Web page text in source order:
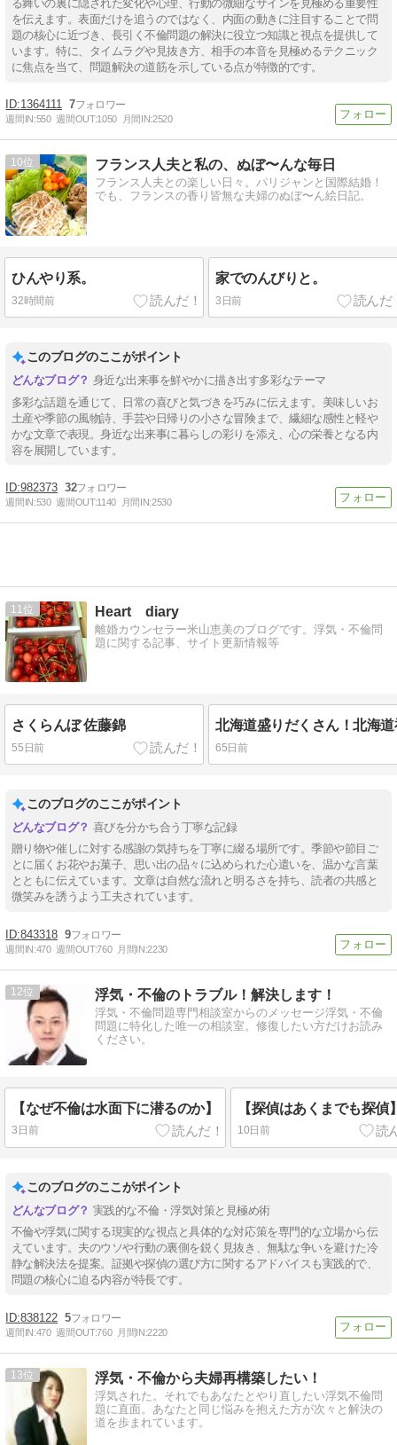
る舞いの裏に隠された変化や心理、行動の微細なサインを見極める重要性
を伝えます。表面だけを追うのではなく、内面の動きに注目することで問
題の核心に近づき、長引く不倫問題の解決に役立つ知識と視点を提供して
います。特に、タイムラグや見抜き方、相手の本音を見極めるテクニック
に焦点を当て、問題解決の道筋を示している点が特徴的です。
1364111 7
週間IN:550 週間OUT:1050 月間IN:2520
10 フランス人夫と私の、ぬぼ〜んな毎日
フランス人夫との楽しい日々。パリジャンと国際結婚！
でも、フランスの香り皆無な夫婦のぬぼ〜ん絵日記。
ひんやり系。
32時間前
家でのんびりと。
3日前
このブログのここがポイント
身近な出来事を鮮やかに描き出す多彩なテーマ
多彩な話題を通じて、日常の喜びと気づきを巧みに伝えます。美味しいお
土産や季節の風物詩、手芸や日帰りの小さな冒険まで、繊細な感性と軽や
かな文章で表現。身近な出来事に暮らしの彩りを添え、心の栄養となる内
容を展開しています。
982373 32
週間IN:530 週間OUT:1140 月間IN:2530
11 Heart diary
離婚カウンセラー米山恵美のブログです。浮気・不倫問
題に関する記事、サイト更新情報等
さくらんぼ 佐藤錦
55日前 65日前
このブログのここがポイント
喜びを分かち合う丁寧な記録
贈り物や催しに対する感謝の気持ちを丁寧に綴る場所です。季節や節目ご
とに届くお花やお菓子、思い出の品々に込められた心遣いを、温かな言葉
とともに伝えています。文章は自然な流れと明るさを持ち、読者の共感と
微笑みを誘うよう工夫されています。
843318 9
週間IN:470 週間OUT:760 月間IN:2230
12 浮気・不倫のトラブル！解決します！
浮気・不倫問題専門相談室からのメッセージ浮気・不倫
問題に特化した唯一の相談室。修復したい方だけお読み
ください。
【なぜ不倫は水面下に潜るのか】
3日前
【探偵はあくまでも探偵
10日前
このブログのここがポイント
実践的な不倫・浮気対策と見極め術
不倫や浮気に関する現実的な視点と具体的な対応策を専門的な立場から伝
えています。夫のウソや行動の裏側を鋭く見抜き、無駄な争いを避けた冷
静な解決法を提案。証拠や探偵の選び方に関するアドバイスも実践的で、
問題の核心に迫る内容が特長です。
838122 5
週間IN:470 週間OUT:760 月間IN:2220
13 浮気・不倫から夫婦再構築したい！
浮気された。それでもあなたとやり直したい浮気不倫問
題に直面。あなたと同じ悩みを抱えた方が次々と解決の
道を歩まれています。